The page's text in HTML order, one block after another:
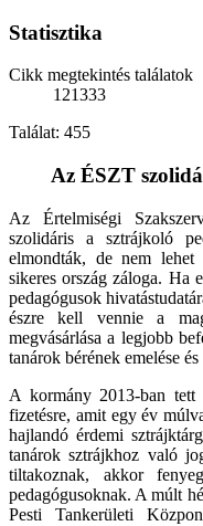
Statisztika
Cikk megtekintés találatok
121333
Találat: 455
Az ÉSZT
Az Értelmiségi
szolidáris a sztrájkoló
elmondták, de nem lehet
sikeres ország záloga. Ha
pedagógusok
észre kell vennie a
megvásárlása a legjobb
tanárok bérének emelése
A kormány 2013-ban tett
fizetésre, amit egy év
hajlandó érdemi
tanárok sztrájkhoz való
tiltakoznak, akkor
pedagógusoknak. A múlt
Pesti Tankerületi